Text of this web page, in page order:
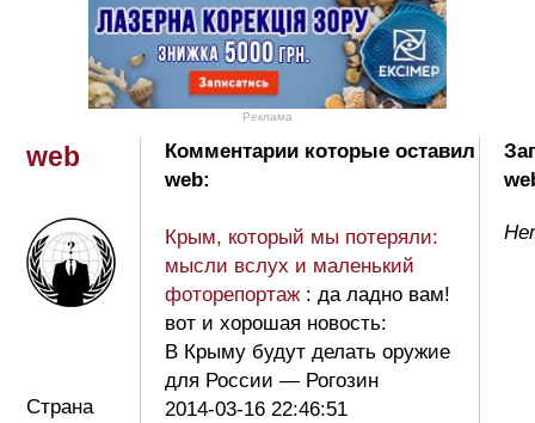
Реклама
web
Страна
Комментарии которые оставил
web:
Крым, который мы потеряли:
мысли вслух и маленький
фоторепортаж : да ладно вам!
вот и хорошая новость:
В Крыму будут делать оружие
для России — Рогозин
2014-03-16 22:46:51